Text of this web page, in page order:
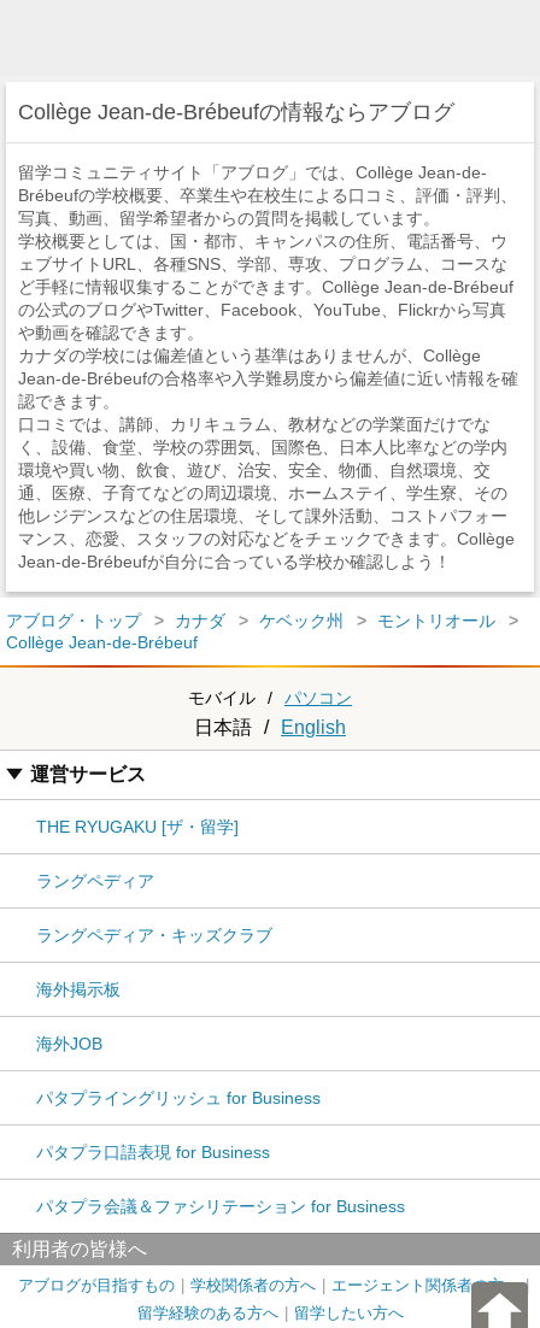
Collège Jean-de-Brébeufの情報ならアブログ
留学コミュニティサイト「アブログ」では、Collège Jean-de-
Brébeufの学校概要、卒業生や在校生による口コミ、評価・評判、
写真、動画、留学希望者からの質問を掲載しています。
学校概要としては、国・都市、キャンパスの住所、電話番号、ウ
ェブサイトURL、各種SNS、学部、専攻、プログラム、コースな
ど手軽に情報収集することができます。Collège Jean-de-Brébeuf
の公式のブログやTwitter、Facebook、YouTube、Flickrから写真
や動画を確認できます。
カナダの学校には偏差値という基準はありませんが、Collège
Jean-de-Brébeufの合格率や入学難易度から偏差値に近い情報を確
認できます。
口コミでは、講師、カリキュラム、教材などの学業面だけでな
く、設備、食堂、学校の雰囲気、国際色、日本人比率などの学内
環境や買い物、飲食、遊び、治安、安全、物価、自然環境、交
通、医療、子育てなどの周辺環境、ホームステイ、学生寮、その
他レジデンスなどの住居環境、そして課外活動、コストパフォー
マンス、恋愛、スタッフの対応などをチェックできます。Collège
Jean-de-Brébeufが自分に合っている学校か確認しよう！
アブログ・トップ カナダ ケベック州
モントリオール
Collège Jean-de-Brébeuf
モバイル / パソコン
日本語 / English
運営サービス
THE RYUGAKU [ザ・留学]
ラングペディア
ラングペディア・キッズクラブ
海外掲示板
海外JOB
パタプライングリッシュ for Business
パタプラ口語表現 for Business
パタプラ会議＆ファシリテーション for Business
利用者の皆様へ
アブログが目指すもの 学校関係者の方へ
エージェント関係者の方へ
留学経験のある方へ
留学したい方へ